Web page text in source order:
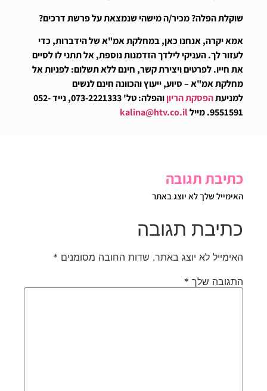
שוקלת הפלה? מכיר/ה מישהי שנמצאת על פרשת דרכים?
אמא יקרה, אנחנו כאן, במחלקת אמ"א של הידברות, כדי
לעזור לך. העניקי לילדך הזדמנות נוספת, אל תתני לו לסיים
את חייו. לפרטים ויצירת קשר, חינם ללא תשלום:לפניות אל
מחלקת אמ"א – סיוע, ייעוץ והכוונה חינם לנשים
למניעתהפסקת הריון
והפלה: טל' 073-2221333, נייד 052-
9551591. מייל
kalina@htv.co.il
כתיבת תגובה
האימייל שלך לא יוצג באתר
כתיבת תגובה
האימייל לא יוצג באתר. שדות החובה מסומנים *
התגובה שלך *